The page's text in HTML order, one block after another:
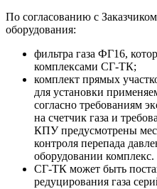
По согласованию с
оборудования:
фильтра газа ФГ16,
комплексами СГ-ТК;
комплект прямых
для установки
согласно требованиям
на счетчик газа и
КПУ предусмотрены
контроля перепада
оборудовании комплекс.
СГ-ТК может быть
редуцирования газа